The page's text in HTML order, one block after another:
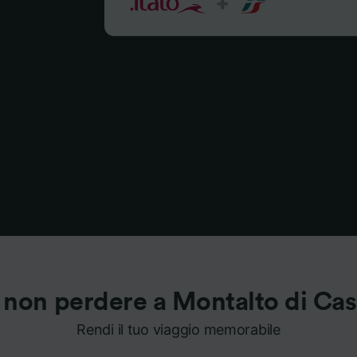
non perdere a Montalto di
Rendi il tuo viaggio memorabile